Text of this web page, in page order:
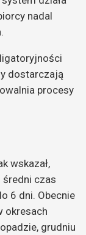
nadal
dostarczają
procesy
wskazał,
średni czas
6 dni. Obecnie
okresach
grudniu